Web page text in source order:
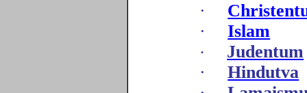
·
·
Islam
·
Judentum
·
Hindutva